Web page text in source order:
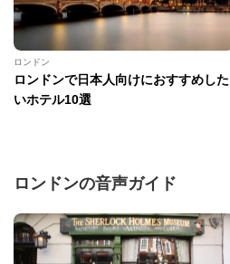
ロンドン
ロンドンで日本人向けにおすすめした
いホテル10選
ロンドンの音声ガイド